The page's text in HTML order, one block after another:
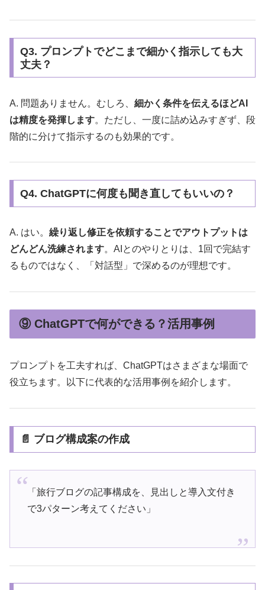
Q3. プロンプトでどこまで細かく指示しても大
丈夫？
A. 問題ありません。むしろ、 細かく条件を伝えるほどAI
は精度を発揮します。ただし、一度に詰め込みすぎず、段
階的に分けて指示するのも効果的です。
Q4. ChatGPTに何度も聞き直してもいいの？
A. はい。 繰り返し修正を依頼することでアウトプットは
どんどん洗練されます。AIとのやりとりは、1回で完結す
るものではなく、「対話型」で深めるのが理想です。
⑨ ChatGPTで何ができる？活用事例
プロンプトを工夫すれば、ChatGPTはさまざまな場面で
役立ちます。以下に代表的な活用事例を紹介します。
📄 ブログ構成案の作成
「旅行ブログの記事構成を、見出しと導入文付き
で3パターン考えてください」